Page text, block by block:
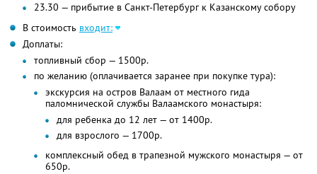
23.30 — прибытие в Санкт-Петербург к Казанскому собору
В стоимость входит:
Доплаты:
топливный сбор — 1500р.
по желанию (оплачивается заранее при покупке тура):
экскурсия на остров Валаам от местного гида
паломнической службы Валаамского монастыря:
для ребенка до 12 лет — от 1400р.
для взрослого — 1700р.
комплексный обед в трапезной мужского монастыря — от
650р.